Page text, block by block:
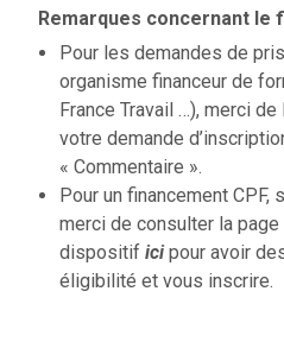
Remarques concernant le
Pour les demandes de
organisme financeur de
France Travail …), merci
votre demande
« Commentaire ».
Pour un financement
merci de consulter la
dispositif icipour avoir
éligibilité et vous inscrire.